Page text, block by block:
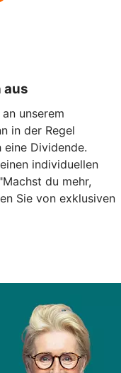
aus
unserem
in der Regel
eine Dividende.
individuellen
du mehr,
Sie von exklusiven